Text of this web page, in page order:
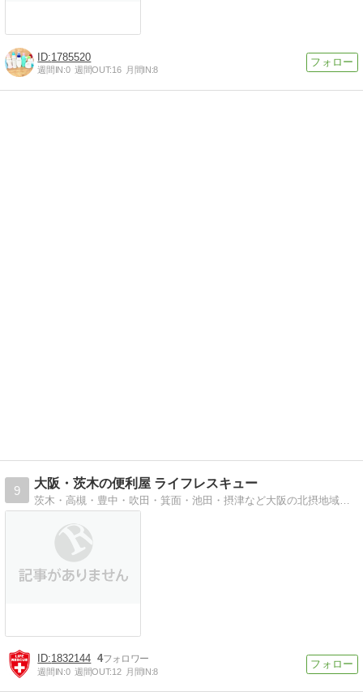
1785520
週間IN:0 週間OUT:16 月間IN:8
9
大阪・茨木の便利屋 ライフレスキュー
1832144 4
週間IN:0 週間OUT:12 月間IN:8